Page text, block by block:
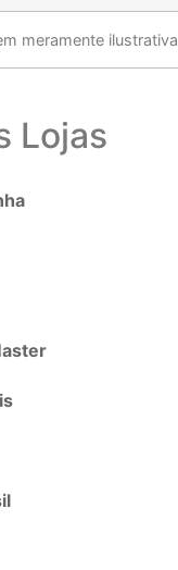
meramente ilustrativa
Lojas